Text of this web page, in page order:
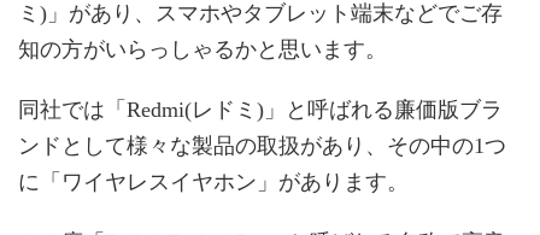
ミ)」があり、スマホやタブレット端末などでご存
知の方がいらっしゃるかと思います。
同社では「Redmi(レドミ)」と呼ばれる廉価版ブラ
ンドとして様々な製品の取扱があり、その中の1つ
に「ワイヤレスイヤホン」があります。